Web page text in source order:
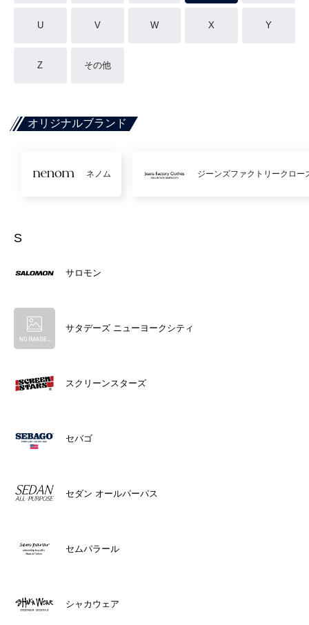
U V W X Y
Z その他
オリジナルブランド
ネノム ジーンズファクトリークロー
S
サロモン
サタデーズ ニューヨークシティ
スクリーンスターズ
セバゴ
セダン オールパーパス
セムパラール
シャカウェア